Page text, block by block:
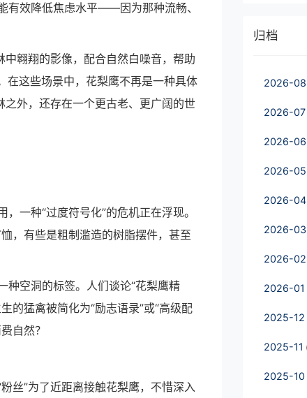
有效降低焦虑水平——因为那种流畅、
翱翔的影像，配合自然白噪音，帮助
在这些场景中，花梨鹰不再是一种具体
之外，还存在一个更古老、更广阔的世
一种“过度符号化”的危机正在浮现。
，有些是粗制滥造的树脂摆件，甚至
种空洞的标签。人们谈论“花梨鹰精
的猛禽被简化为“励志语录”或“高级配
自然？
丝”为了近距离接触花梨鹰，不惜深入
归档
2026-08
2026-07
2026-06
2026-05
2026-04
2026-03
2026-02
2026-01
2025-12
2025-11
2025-10